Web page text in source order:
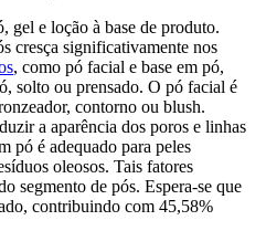
gel e loção à base de produto.
cresça significativamente nos
, como pó facial e base em pó,
solto ou prensado. O pó facial é
contorno ou blush.
a aparência dos poros e linhas
pó é adequado para peles
oleosos. Tais fatores
segmento de pós. Espera-se que
contribuindo com 45,58%